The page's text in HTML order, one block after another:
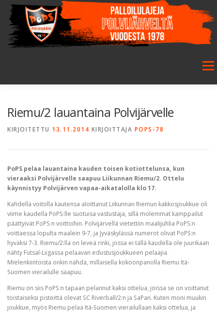
Siirry
sisältöön
GALLERIA
Riemu/2 lauantaina Polvijärvelle
KIRJOITETTU 13.11.2014 KIRJOITTAJA POPS-78
PoPS pelaa lauantaina kauden toisen kotiottelunsa, kun
vieraaksi Polvijärvelle saapuu Liikunnan Riemu/2. Ottelu
käynnistyy Polvijärven vapaa-aikatalolla klo 17.
Kahdella voitolla kautensa aloittanut Liikunnan Riemun kakkosjoukkue oli
viime kaudella PoPS:lle suotuisa vastustaja, sillä molemmat kamppailut
päättyivät PoPS:n voittoihin. Polvijärvellä vietettiin maalijuhlia PoPS:n
voittaessa lopulta maalein 9-7, ja Jyväskylässä numerot olivat PoPS:n
hyväksi 7-3. Riemu/2:lla on leveä rinki, jossa ei tällä kaudella ole juurikaan
nähty Futsal-Liigassa pelaavan edustusjoukkueen pelaajia.
Mielenkiintoista onkin nähdä, millaisella kokoonpanolla Riemu Itä-
Suomen vierailulle saapuu.
Riemu on siis PoPS:n tapaan pelannut kaksi ottelua, joissa se on voittanut
toistaiseksi pisteittä olevat SC Riverball/2:n ja SaPan. Kuten moni muukin
joukkue, myös Riemu pelaa Itä-Suomen vierailullaan kaksi ottelua, ja